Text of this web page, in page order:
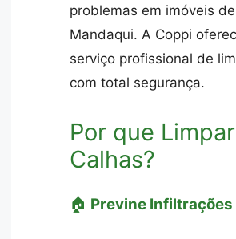
problemas em imóveis de
Mandaqui. A Coppi
serviço profissional de
com total segurança.
Por que Limpar
Calhas?
🏠 Previne Infiltrações